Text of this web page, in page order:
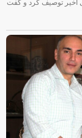
اخیر توصیف کرد و گفت